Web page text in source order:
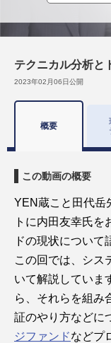
テクニカル分析と
2023年02月06日公開
概要
この動画の概要
YEN蔵こと田代岳
トに内田友幸氏
ドの現状について
この回では、シス
いて解説していま
ら、それらを組み
証のやり方などに
ジファンドなどプ